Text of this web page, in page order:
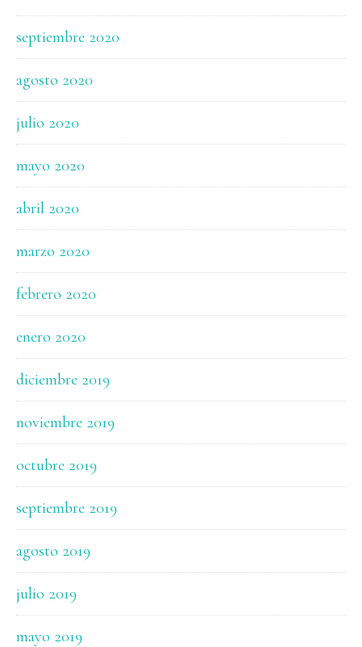
septiembre 2020
agosto 2020
julio 2020
mayo 2020
abril 2020
marzo 2020
febrero 2020
enero 2020
diciembre 2019
noviembre 2019
octubre 2019
septiembre 2019
agosto 2019
julio 2019
mayo 2019